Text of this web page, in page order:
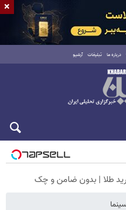
درباره ما تبلیغات آرشیو
×